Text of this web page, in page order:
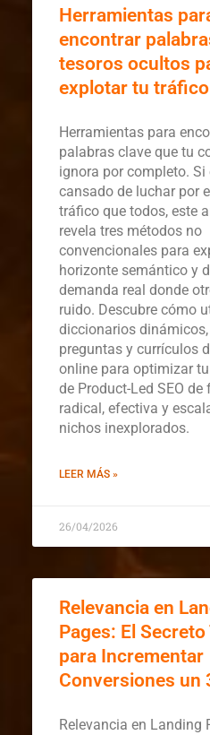
Herramientas
encontrar
tesoros ocultos
explotar tu tráfico
Herramientas para
palabras clave que tu
ignora por completo. Si
cansado de luchar por
tráfico que todos, este
revela tres métodos no
convencionales para
horizonte semántico y
demanda real donde
ruido. Descubre cómo
diccionarios
preguntas y currículos
online para optimizar
de Product-Led SEO de
radical, efectiva y
nichos inexplorados.
LEER MÁS »
26/04/2026
Relevancia en
Pages: El
para Incrementar
Conversiones un
Relevancia en Landing